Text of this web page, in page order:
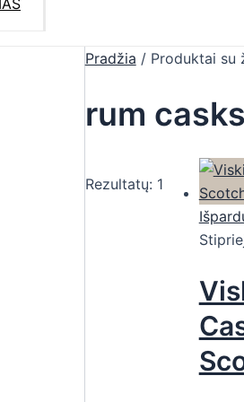
Pradžia / Produktai su
rum casks
Rezultatų: 1